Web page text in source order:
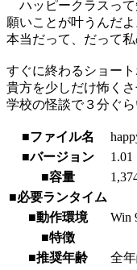
ハッピークラスって
願いことが叶うんだよ
本当だって、だって
すぐに終わるショート
貴方を少しだけ怖くさ
学校の怪談で３分ぐら
■ファイル名
■バージョン
1.01
■容量
■必要ランタイム
■動作環境
Win
■特徴
■推奨年齢
全